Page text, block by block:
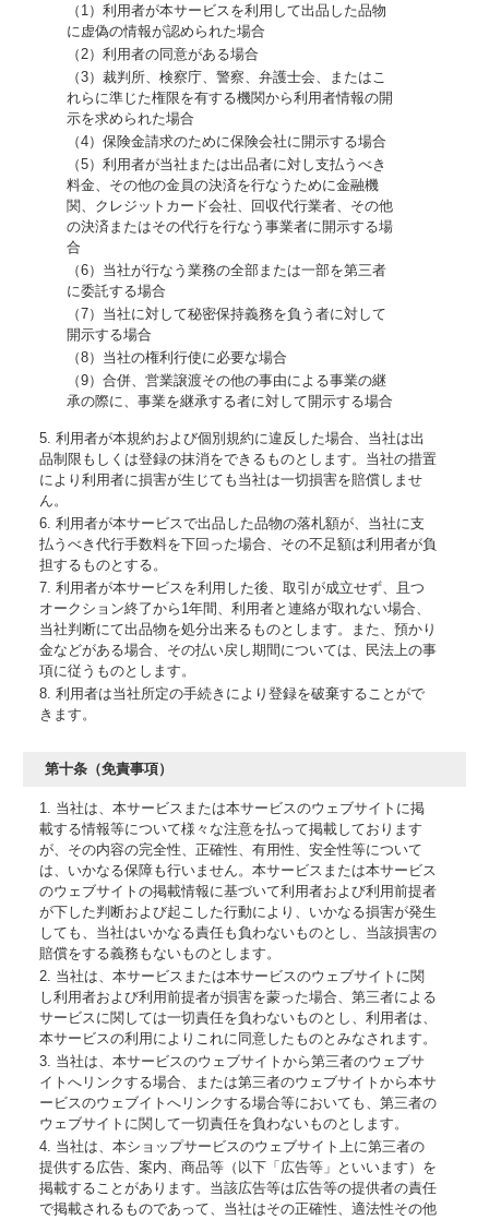
（1）利用者が本サービスを利用して出品した品物
に虚偽の情報が認められた場合
（2）利用者の同意がある場合
（3）裁判所、検察庁、警察、弁護士会、またはこ
れらに準じた権限を有する機関から利用者情報の開
示を求められた場合
（4）保険金請求のために保険会社に開示する場合
（5）利用者が当社または出品者に対し支払うべき
料金、その他の金員の決済を行なうために金融機
関、クレジットカード会社、回収代行業者、その他
の決済またはその代行を行なう事業者に開示する場
合
（6）当社が行なう業務の全部または一部を第三者
に委託する場合
（7）当社に対して秘密保持義務を負う者に対して
開示する場合
（8）当社の権利行使に必要な場合
（9）合併、営業譲渡その他の事由による事業の継
承の際に、事業を継承する者に対して開示する場合
5. 利用者が本規約および個別規約に違反した場合、当社は出
品制限もしくは登録の抹消をできるものとします。当社の措置
により利用者に損害が生じても当社は一切損害を賠償しませ
ん。
6. 利用者が本サービスで出品した品物の落札額が、当社に支
払うべき代行手数料を下回った場合、その不足額は利用者が負
担するものとする。
7. 利用者が本サービスを利用した後、取引が成立せず、且つ
オークション終了から1年間、利用者と連絡が取れない場合、
当社判断にて出品物を処分出来るものとします。また、預かり
金などがある場合、その払い戻し期間については、民法上の事
項に従うものとします。
8. 利用者は当社所定の手続きにより登録を破棄することがで
きます。
第十条（免責事項）
1. 当社は、本サービスまたは本サービスのウェブサイトに掲
載する情報等について様々な注意を払って掲載しております
が、その内容の完全性、正確性、有用性、安全性等について
は、いかなる保障も行いません。本サービスまたは本サービス
のウェブサイトの掲載情報に基づいて利用者および利用前提者
が下した判断および起こした行動により、いかなる損害が発生
しても、当社はいかなる責任も負わないものとし、当該損害の
賠償をする義務もないものとします。
2. 当社は、本サービスまたは本サービスのウェブサイトに関
し利用者および利用前提者が損害を蒙った場合、第三者による
サービスに関しては一切責任を負わないものとし、利用者は、
本サービスの利用によりこれに同意したものとみなされます。
3. 当社は、本サービスのウェブサイトから第三者のウェブサ
イトへリンクする場合、または第三者のウェブサイトから本サ
ービスのウェブイトへリンクする場合等においても、第三者の
ウェブサイトに関して一切責任を負わないものとします。
4. 当社は、本ショップサービスのウェブサイト上に第三者の
提供する広告、案内、商品等（以下「広告等」といいます）を
掲載することがあります。当該広告等は広告等の提供者の責任
で掲載されるものであって、当社はその正確性、適法性その他